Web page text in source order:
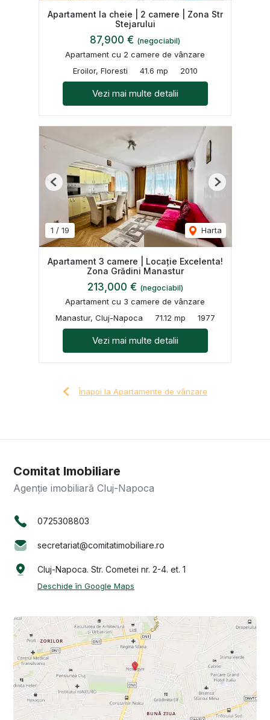
Apartament la cheie | 2 camere | Zona Str
Stejarului
87,900 € (negociabil)
Apartament cu 2 camere de vânzare
Eroilor, Floresti
41.6 mp 2010
Vezi mai multe detalii
1 / 19 Harta
Previous Next
Apartament 3 camere | Locație Excelenta!
Zona Grădini Manastur
213,000 € (negociabil)
Apartament cu 3 camere de vânzare
Manastur, Cluj-Napoca
71.12 mp 1977
Vezi mai multe detalii
Înapoi la Apartamente de vânzare
Comitat Imobiliare
Agenție imobiliară Cluj-Napoca
0725308803
secretariat@comitatimobiliare.ro
Cluj-Napoca. Str. Cometei nr. 2-4. et. 1
Deschide în Google Maps